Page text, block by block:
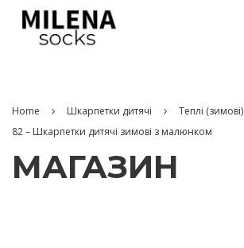
Home Шкарпетки дитячі
Теплі (зимові)
82 – Шкарпетки дитячі зимові з малюнком
МАГАЗИН